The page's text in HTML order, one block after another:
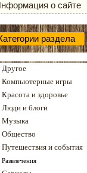
о сайте
раздела
Другое
Компьютерные игры
Красота и здоровье
Люди и блоги
Музыка
Общество
Путешествия и события
Развлечения